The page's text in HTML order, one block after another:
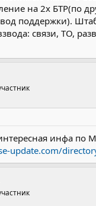
на 2х БТР(по
поддержки).
связи, ТО,
инфа по
update.com/